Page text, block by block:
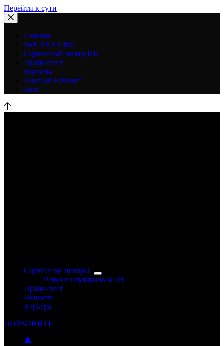
Перейти к сути
Главная
WeLANS Click
Сервисный центр ПК
Прайс-лист
Корзина
Личный кабинет
Блог
Сервисные центры
Ремонт ноутбуков и ПК
Прайс-лист
Новости
Карьера
ПОЗВОНИТЬ
👤